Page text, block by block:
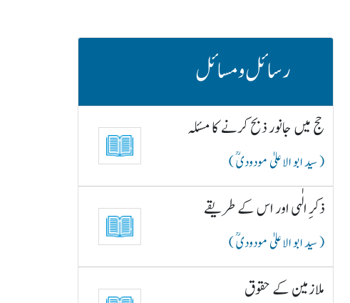
رسائل و مسائل
حج میں جانور ذبح کرنے کا مسئلہ
( سید ابو الاعلیٰ مودودیؒ )
ذکرِ الٰہی اور اس کے طریقے
( سید ابو الاعلیٰ مودودیؒ )
ملازمین کے حقوق